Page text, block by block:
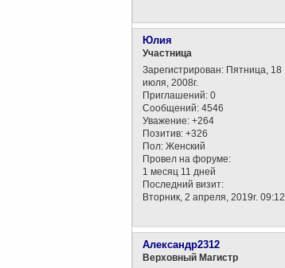
Юлия
Участница
Зарегистрирован: Пятница, 18
июля, 2008г.
Приглашений: 0
Сообщений: 4546
Уважение: +264
Позитив: +326
Пол: Женский
Провел на форуме:
1 месяц 11 дней
Последний визит:
Вторник, 2 апреля, 2019г. 09:12
Александр2312
Верховный Магистр